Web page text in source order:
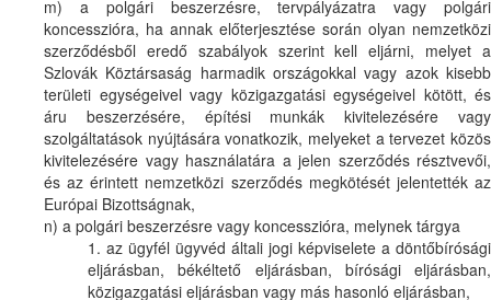
m) a polgári beszerzésre, tervpályázatra vagy polgári
koncesszióra, ha annak előterjesztése során olyan nemzetközi
szerződésből eredő szabályok szerint kell eljárni, melyet a
Szlovák Köztársaság harmadik országokkal vagy azok kisebb
területi egységeivel vagy közigazgatási egységeivel kötött, és
áru beszerzésére, építési munkák kivitelezésére vagy
szolgáltatások nyújtására vonatkozik, melyeket a tervezet közös
kivitelezésére vagy használatára a jelen szerződés résztvevői,
és az érintett nemzetközi szerződés megkötését jelentették az
Európai Bizottságnak,
n) a polgári beszerzésre vagy koncesszióra, melynek tárgya
1. az ügyfél ügyvéd általi jogi képviselete a döntőbírósági
eljárásban, békéltető eljárásban, bírósági eljárásban,
közigazgatási eljárásban vagy más hasonló eljárásban,